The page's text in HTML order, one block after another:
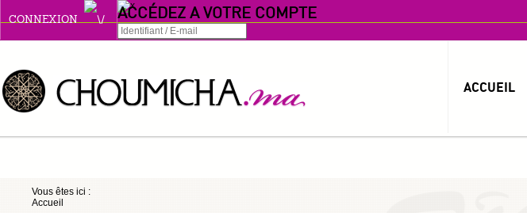
CONNEXION ACCÉDEZ A VOTRE COMPTE
Se souvenir de moi
S'INSCRIRE
ACCUEIL
Vous êtes ici :
Accueil